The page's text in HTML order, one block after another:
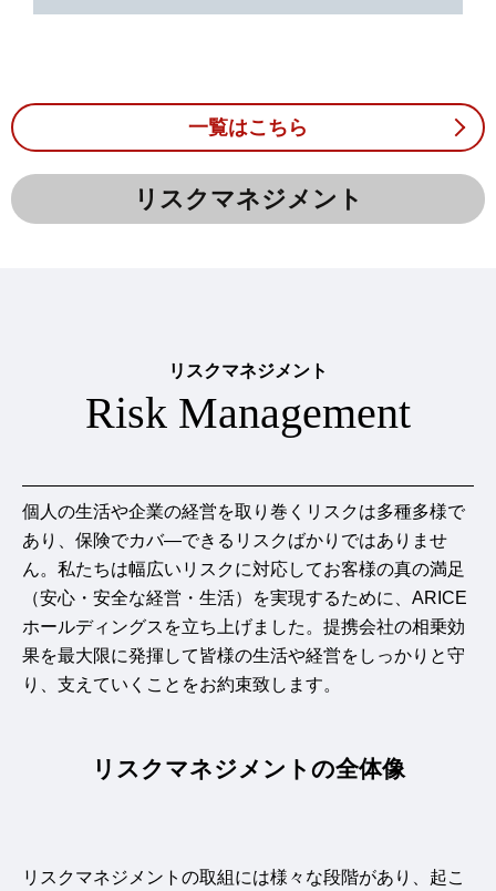
一覧はこちら
リスクマネジメント
リスクマネジメント
Risk Management
個人の生活や企業の経営を取り巻くリスクは多種多様で
あり、保険でカバ―できるリスクばかりではありませ
ん。私たちは幅広いリスクに対応してお客様の真の満足
（安心・安全な経営・生活）を実現するために、ARICE
ホールディングスを立ち上げました。提携会社の相乗効
果を最大限に発揮して皆様の生活や経営をしっかりと守
り、支えていくことをお約束致します。
リスクマネジメントの全体像
リスクマネジメントの取組には様々な段階があり、起こ